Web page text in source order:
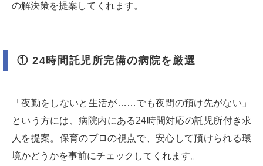
の解決策を提案してくれます。
① 24時間託児所完備の病院を厳選
「夜勤をしないと生活が……でも夜間の預け先がない」
という方には、病院内にある24時間対応の託児所付き求
人を提案。保育のプロの視点で、安心して預けられる環
境かどうかを事前にチェックしてくれます。